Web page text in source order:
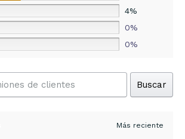
4%
0%
0%
Buscar